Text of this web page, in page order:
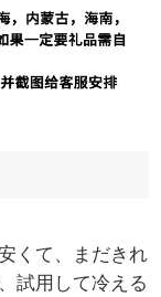
くて、まだきれ
試用して冷える